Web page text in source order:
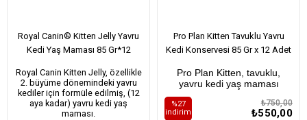
Royal Canin® Kitten Jelly Yavru
Kedi Yaş Maması 85 Gr*12
Royal Canin Kitten Jelly, özellikle
2. büyüme dönemindeki yavru
kediler için formüle edilmiş, (12
aya kadar) yavru kedi yaş
maması.
Pro Plan Kitten Tavuklu Yavru
Kedi Konservesi 85 Gr x 12 Adet
Pro Plan Kitten, tavuklu,
yavru kedi yaş maması
₺550,00
₺750,00
%27
i̇ndirim